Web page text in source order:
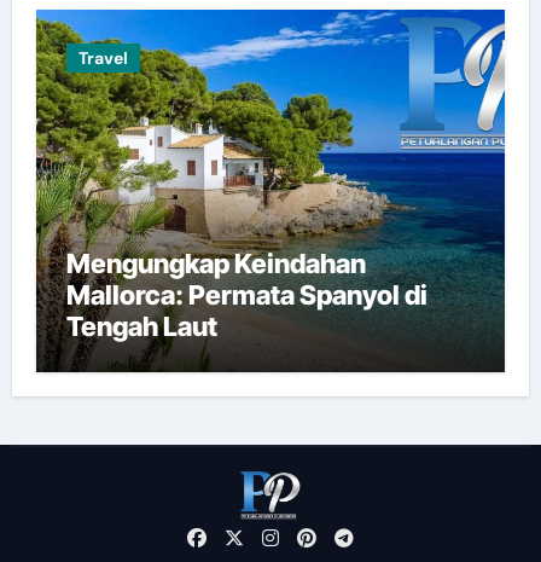
Travel
Mengungkap Keindahan
Mallorca: Permata Spanyol di
Tengah Laut